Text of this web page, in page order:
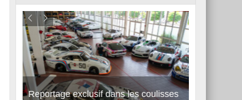
Reportage exclusif dans les coulisses